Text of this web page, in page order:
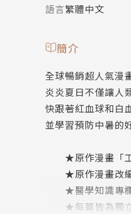
語言繁體中文
簡介
全球暢銷超人氣漫
炎炎夏日不僅讓人
快跟著紅血球和白
並學習預防中暑的
★原作漫畫「工
★原作漫畫改編
★醫學知識專欄
★每篇皆為獨立